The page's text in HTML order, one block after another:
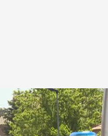
Europa Press